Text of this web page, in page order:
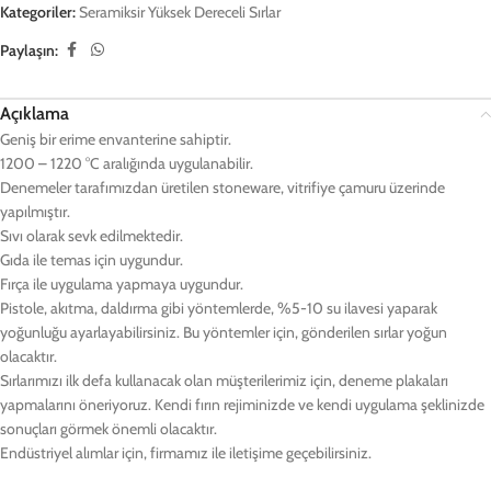
Kategoriler:Seramiksir Yüksek Dereceli Sırlar
Paylaşın:
Açıklama
Geniş bir erime envanterine sahiptir.
1200 – 1220 °C aralığında uygulanabilir.
Denemeler tarafımızdan üretilen stoneware, vitrifiye çamuru üzerinde
yapılmıştır.
Sıvı olarak sevk edilmektedir.
Gıda ile temas için uygundur.
Fırça ile uygulama yapmaya uygundur.
Pistole, akıtma, daldırma gibi yöntemlerde, %5-10 su ilavesi yaparak
yoğunluğu ayarlayabilirsiniz. Bu yöntemler için, gönderilen sırlar yoğun
olacaktır.
Sırlarımızı ilk defa kullanacak olan müşterilerimiz için, deneme plakaları
yapmalarını öneriyoruz. Kendi fırın rejiminizde ve kendi uygulama şeklinizde
sonuçları görmek önemli olacaktır.
Endüstriyel alımlar için, firmamız ile iletişime geçebilirsiniz.